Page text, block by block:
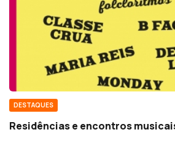
DESTAQUES
Residências e encontros